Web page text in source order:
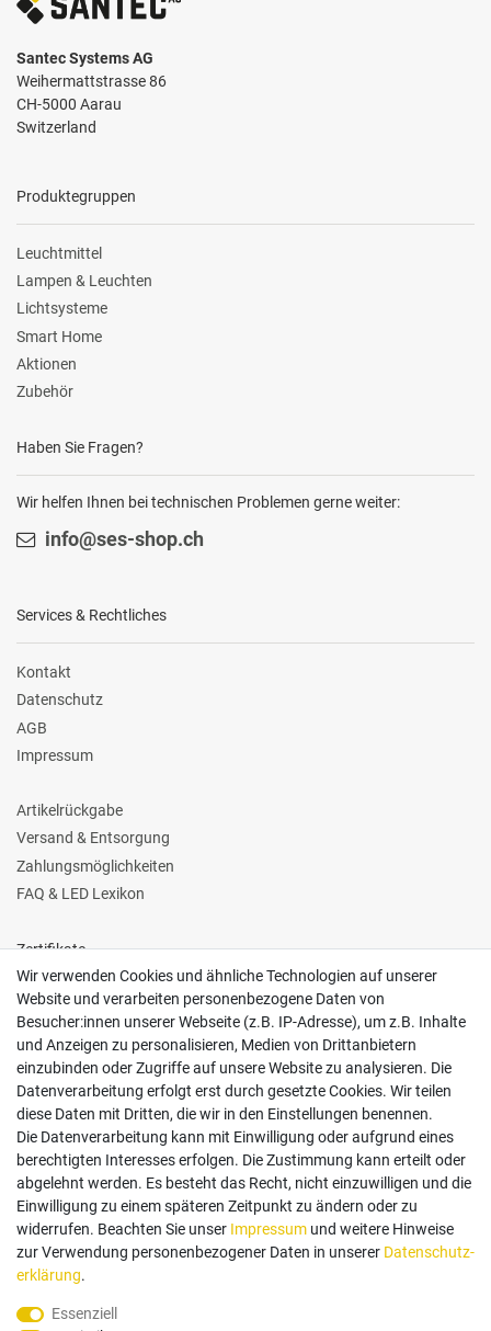
Santec Systems AG
Weihermattstrasse 86
CH-5000 Aarau
Switzerland
Produktegruppen
Leuchtmittel
Lampen & Leuchten
Lichtsysteme
Smart Home
Aktionen
Zubehör
Haben Sie Fragen?
Wir helfen Ihnen bei technischen Problemen gerne weiter:
info@ses-shop.ch
Services & Rechtliches
Kontakt
Datenschutz
AGB
Impressum
Artikelrückgabe
Versand & Entsorgung
Zahlungsmöglichkeiten
FAQ & LED Lexikon
Zertifikate
Zahlungsarten
Paypal
Wir verwenden Cookies und ähnliche Technologien auf unserer
Website und verarbeiten personenbezogene Daten von
Besucher:innen unserer Webseite (z.B. IP-Adresse), um z.B. Inhalte
und Anzeigen zu personalisieren, Medien von Drittanbietern
einzubinden oder Zugriffe auf unsere Website zu analysieren. Die
Datenverarbeitung erfolgt erst durch gesetzte Cookies. Wir teilen
diese Daten mit Dritten, die wir in den Einstellungen benennen.
Die Datenverarbeitung kann mit Einwilligung oder aufgrund eines
berechtigten Interesses erfolgen. Die Zustimmung kann erteilt oder
abgelehnt werden. Es besteht das Recht, nicht einzuwilligen und die
Einwilligung zu einem späteren Zeitpunkt zu ändern oder zu
widerrufen. Beachten Sie unser Impressum und weitere Hinweise
zur Verwendung personenbezogener Daten in unserer Daten­schutz­
erklärung.
Essenziell